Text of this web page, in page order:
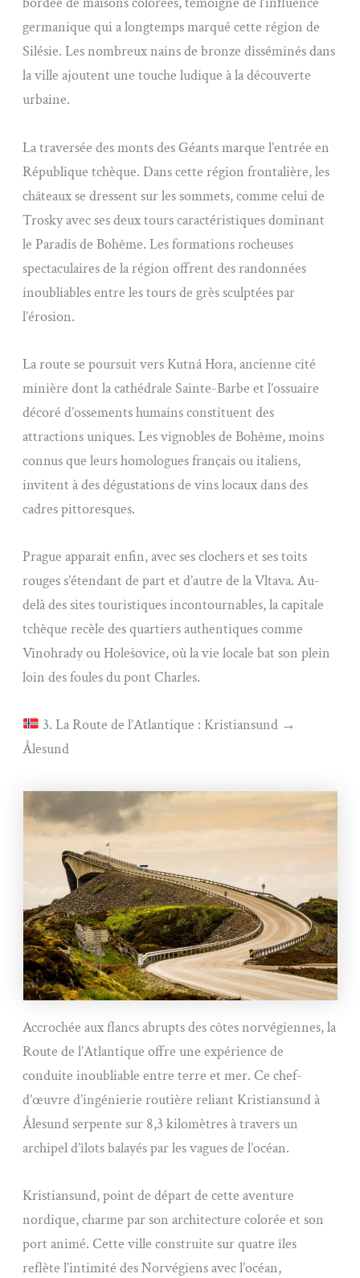
germanique qui a longtemps marqué cette région de
Silésie. Les nombreux nains de bronze disséminés dans
la ville ajoutent une touche ludique à la découverte
urbaine.
La traversée des monts des Géants marque l’entrée en
République tchèque. Dans cette région frontalière, les
châteaux se dressent sur les sommets, comme celui de
Trosky avec ses deux tours caractéristiques dominant
le Paradis de Bohême. Les formations rocheuses
spectaculaires de la région offrent des randonnées
inoubliables entre les tours de grès sculptées par
l’érosion.
La route se poursuit vers Kutná Hora, ancienne cité
minière dont la cathédrale Sainte-Barbe et l’ossuaire
décoré d’ossements humains constituent des
attractions uniques. Les vignobles de Bohême, moins
connus que leurs homologues français ou italiens,
invitent à des dégustations de vins locaux dans des
cadres pittoresques.
Prague apparaît enfin, avec ses clochers et ses toits
rouges s’étendant de part et d’autre de la Vltava. Au-
delà des sites touristiques incontournables, la capitale
tchèque recèle des quartiers authentiques comme
Vinohrady ou Holešovice, où la vie locale bat son plein
loin des foules du pont Charles.
3. La Route de l’Atlantique : Kristiansund →
Ålesund
Accrochée aux flancs abrupts des côtes norvégiennes, la
Route de l’Atlantique offre une expérience de
conduite inoubliable entre terre et mer. Ce chef-
d’œuvre d’ingénierie routière reliant Kristiansund à
Ålesund serpente sur 8,3 kilomètres à travers un
archipel d’îlots balayés par les vagues de l’océan.
Kristiansund, point de départ de cette aventure
nordique, charme par son architecture colorée et son
port animé. Cette ville construite sur quatre îles
reflète l’intimité des Norvégiens avec l’océan,